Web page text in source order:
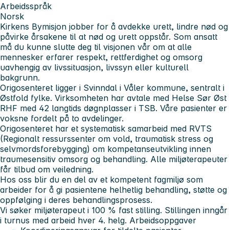
Arbeidsspråk
Norsk
Kirkens Bymisjon jobber for å avdekke urett, lindre nød og
påvirke årsakene til at nød og urett oppstår. Som ansatt
må du kunne slutte deg til visjonen vår om at alle
mennesker erfarer respekt, rettferdighet og omsorg
uavhengig av livssituasjon, livssyn eller kulturell
bakgrunn.
Origosenteret ligger i Svinndal i Våler kommune, sentralt i
Østfold fylke. Virksomheten har avtale med Helse Sør Øst
RHF med 42 langtids døgnplasser i TSB. Våre pasienter er
voksne fordelt på to avdelinger.
Origosenteret har et systematisk samarbeid med RVTS
(Regionalt ressurssenter om vold, traumatisk stress og
selvmordsforebygging) om kompetanseutvikling innen
traumesensitiv omsorg og behandling. Alle miljøterapeuter
får tilbud om veiledning.
Hos oss blir du en del av et kompetent fagmiljø som
arbeider for å gi pasientene helhetlig behandling, støtte og
oppfølging i deres behandlingsprosess.
Vi søker miljøterapeut i 100 % fast stilling. Stillingen inngår
i turnus med arbeid hver 4. helg. Arbeidsoppgaver